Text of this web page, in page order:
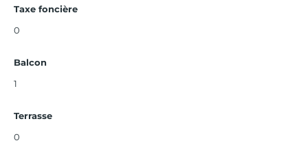
Taxe foncière
0
Balcon
1
Terrasse
0